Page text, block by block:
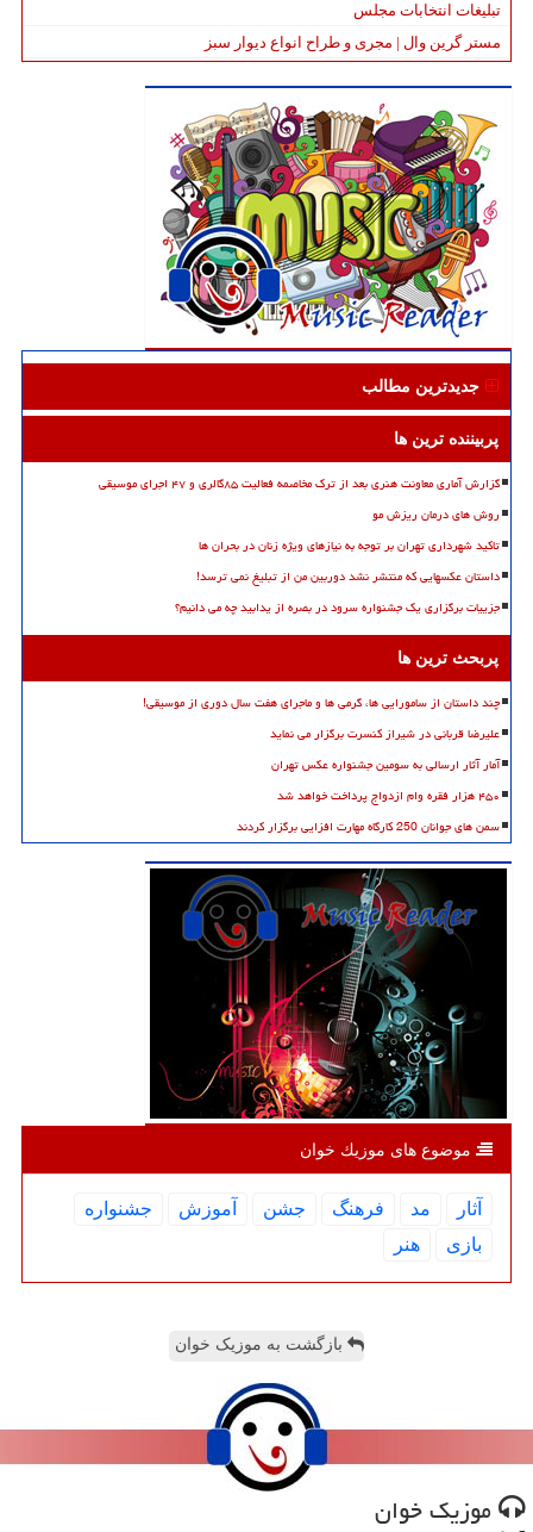
تبلیغات انتخابات مجلس
مستر گرین وال | مجری و طراح انواع دیوار سبز
جدیدترین مطالب
پربیننده ترین ها
گزارش آماری معاونت هنری بعد از ترک مخاصمه فعالیت ۸۵گالری و ۴۷ اجرای موسیقی
روش های درمان ریزش مو
تاکید شهرداری تهران بر توجه به نیازهای ویژه زنان در بحران ها
داستان عکسهایی که منتشر نشد دوربین من از تبلیغ نمی ترسد!
جزییات برگزاری یک جشنواره سرود در بصره از یدابید چه می دانیم؟
پربحث ترین ها
چند داستان از سامورایی ها، گرمی ها و ماجرای هفت سال دوری از موسیقی!
علیرضا قربانی در شیراز کنسرت برگزار می نماید
آمار آثار ارسالی به سومین جشنواره عکس تهران
۴۵۰ هزار فقره وام ازدواج پرداخت خواهد شد
سمن های جوانان 250 کارگاه مهارت افزایی برگزار کردند
موضوع های موزیك خوان
آثار مد فرهنگ جشن آموزش
جشنواره
بازی
هنر
بازگشت به موزیک خوان
موزیك خوان